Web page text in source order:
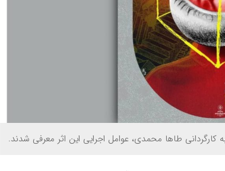
طاها محمدی، عوامل اجرایی این اثر معرفی شدند.